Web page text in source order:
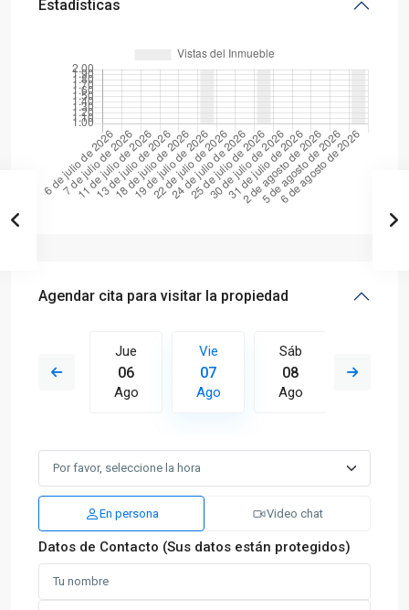
Estadísticas
Agendar cita para visitar la propiedad
15
Jue
06
Ago
Vie
07
Ago
Sáb
08
Ago
En persona Video chat
Datos de Contacto (Sus datos están protegidos)